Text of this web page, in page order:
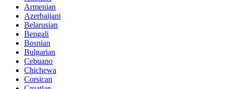
Armenian
Azerbaijani
Belarusian
Bengali
Bosnian
Bulgarian
Cebuano
Chichewa
Corsican